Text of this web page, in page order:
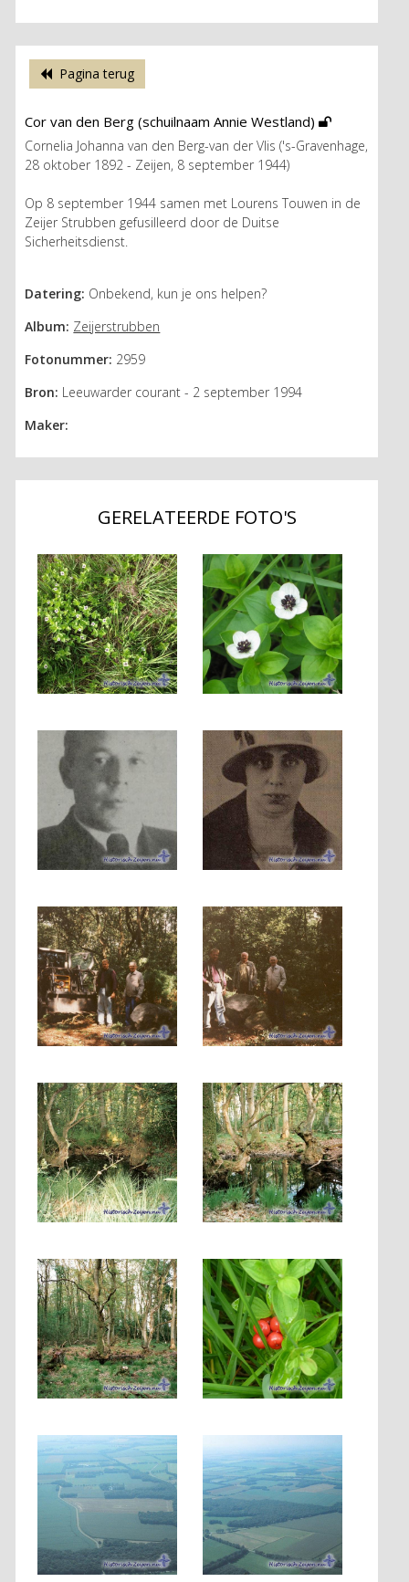
Pagina terug
Cor van den Berg (schuilnaam Annie Westland)
Cornelia Johanna van den Berg-van der Vlis ('s-Gravenhage,
28 oktober 1892 - Zeijen, 8 september 1944)
Op 8 september 1944 samen met Lourens Touwen in de
Zeijer Strubben gefusilleerd door de Duitse
Sicherheitsdienst.
Datering: Onbekend, kun je ons helpen?
Album: Zeijerstrubben
Fotonummer: 2959
Bron: Leeuwarder courant - 2 september 1994
Maker:
GERELATEERDE FOTO'S